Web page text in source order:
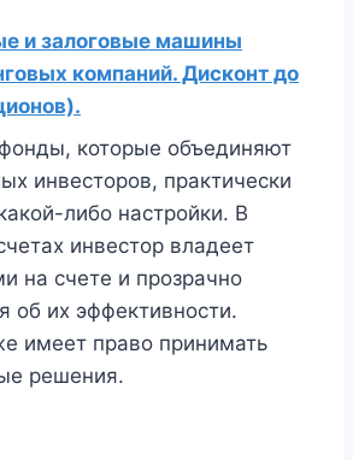
и залоговые машины
компаний. Дисконт до
которые объединяют
инвесторов, практически
либо настройки. В
инвестор владеет
на счете и прозрачно
об их эффективности.
имеет право принимать
решения.